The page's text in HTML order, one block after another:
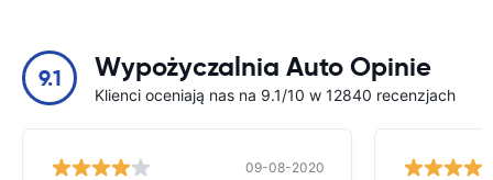
9.1 Wypożyczalnia Auto Opinie
Klienci oceniają nas na 9.1/10 w 12840 recenzjach
09-08-2020